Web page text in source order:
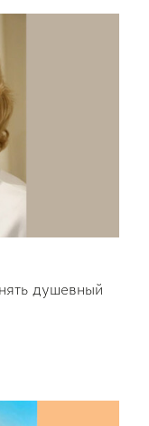
душевный